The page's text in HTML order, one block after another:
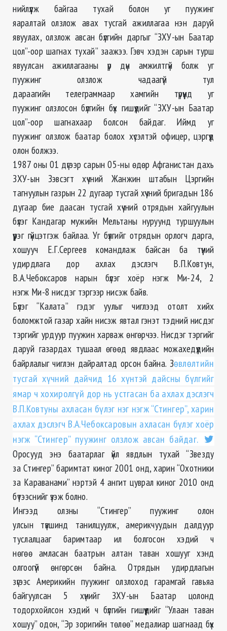
нийлүүлж байгаа тухай болон уг пуужинг
яаралтай олзлож авах тусгай ажиллагаа нэн даруй
явуулах, олзлож авсан бүлгийн даргыг “ЗХУ-ын Баатар
цол”-оор шагнах тухай” заажээ. Гэвч хэдэн сарын турш
явуулсан ажиллагааны үр дүн амжилтгүй болж уг
пуужинг олзлож чадаагүй тул
дараагийн телеграммаар хамгийн түрүүнд уг
пуужинг олзлосон бүлгийн бүх гишүүдийг “ЗХУ-ын Баатар
цол”-оор шагнахаар болсон байдаг. Иймд уг
пуужинг олзлож баатар болох хүсэлтэй офицер, цэргүүд
олон болжээ.
1987 оны 01 дүгээр сарын 05-ны өдөр Афганистан дахь
ЗХУ-ын Зэвсэгт хүчний Жанжин штабын Цэргийн
тагнуулын газрын 22 дугаар тусгай хүчний бригадын 186
дугаар бие даасан тусгай хүчний отрядын хайгуулын
бүлэг Кандагар мужийн Мельтаны нуруунд туршуулын
үүрэг гүйцэтгэж байлаа. Уг бүлгийг отрядын орлогч дарга,
хошууч Е.Г.Сергеев командлаж байсан ба түүний
удирдлага дор ахлах дэслэгч В.П.Ковтун,
В.А.Чебоксаров нарын бүлэг хоёр нэгж Ми-24, 2
нэгж Ми-8 нисдэг тэргээр нисэж байв.
Бүлэг “Калата” гэдэг уулыг чиглээд отолт хийх
боломжтой газар хайн нисэж явтал гэнэт тэдний нисдэг
тэргийг урдуур пуужин харваж өнгөрчээ. Нисдэг тэргийг
даруй газардах тушаал өгөөд явдлаас можахедүүдийн
байрлалыг чиглэн дайралтад орсон байна. Зөвлөлтийн
тусгай хүчний дайчид 16 хүнтэй дайсны бүлгийг
ямар ч хохиролгүй дор нь устгасан ба ахлах дэслэгч
В.П.Ковтуны ахласан бүлэг нэг нэгж “Стингер”, харин
ахлах дэслэгч В.А.Чебоксаровын ахласан бүлэг хоёр
нэгж “Стингер” пуужинг олзлож авсан байдаг.
Оросууд энэ баатарлаг үйл явдлын тухай “Звезду
за Стингер” баримтат киног 2001 онд, харин “Охотники
за Караванами” нэртэй 4 ангит цуврал киног 2010 онд
бүтээснийг үзэж болно.
Ингээд олзны “Стингер” пуужинг олон
улсын түвшинд танилцуулж, америкчуудын далдуур
туслалцааг баримтаар ил болгосон хэдий ч
нөгөө амласан баатрын алтан таван хошууг хэнд
олгоогүй өнгөрсөн байна. Отрядын удирдлагын
зүгээс Америкийн пуужинг олзлоход гарамгай гавьяа
байгуулсан 5 хүнийг ЗХУ-ын Баатар цолонд
тодорхойлсон хэдий ч бүлгийн гишүүдийг “Улаан таван
хошуу” одон, “Эр зоригийн төлөө” медалиар шагнаад бүх